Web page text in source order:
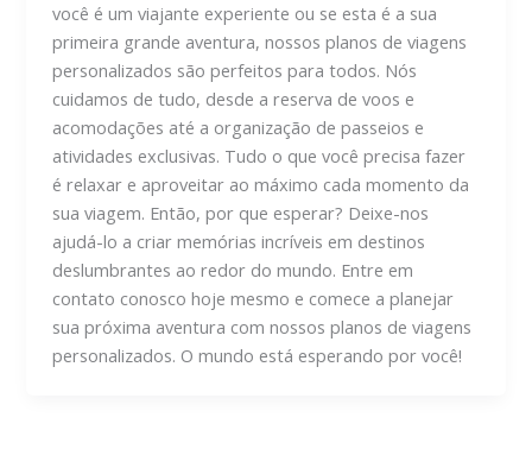
você é um viajante experiente ou se esta é a sua
primeira grande aventura, nossos planos de viagens
personalizados são perfeitos para todos. Nós
cuidamos de tudo, desde a reserva de voos e
acomodações até a organização de passeios e
atividades exclusivas. Tudo o que você precisa fazer
é relaxar e aproveitar ao máximo cada momento da
sua viagem. Então, por que esperar? Deixe-nos
ajudá-lo a criar memórias incríveis em destinos
deslumbrantes ao redor do mundo. Entre em
contato conosco hoje mesmo e comece a planejar
sua próxima aventura com nossos planos de viagens
personalizados. O mundo está esperando por você!